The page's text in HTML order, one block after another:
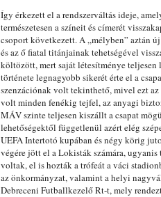
Így érkezett el a rendszerváltás ideje,
természetesen a színeit és címerét
csoport következett. A „mélyben” aztán
és az ő fiatal titánjainak tehetségével
költözött, mert saját létesítménye
története legnagyobb sikerét érte el a
szenzációnak volt tekinthető, mivel ezt
volt minden fenékig tejfel, az anyagi
MÁV szinte teljesen kiszállt a csapat
lehetőségektől függetlenül azért elég
UEFA Intertotó kupában és négy körig
végére jött el a Lokisták számára,
voltak, el is hozták a trófeát a váci
az önkormányzat, valamint a helyi
Debreceni Futballkezelő Rt-t, mely